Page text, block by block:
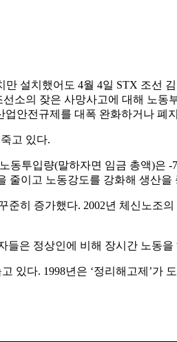
설치했어도 4월 4일 STX 조선
소의 잦은 사망사고에 대해 노
안전규제를 대폭 완화하거나 폐
고 있다.
동투입량(말하자면 임금 총액)
줄이고 노동강도를 강화해 생산
히 증가했다. 2002년 체신노조
들은 정상인에 비해 장시간 노동
있다. 1998년은 ‘정리해고제’가